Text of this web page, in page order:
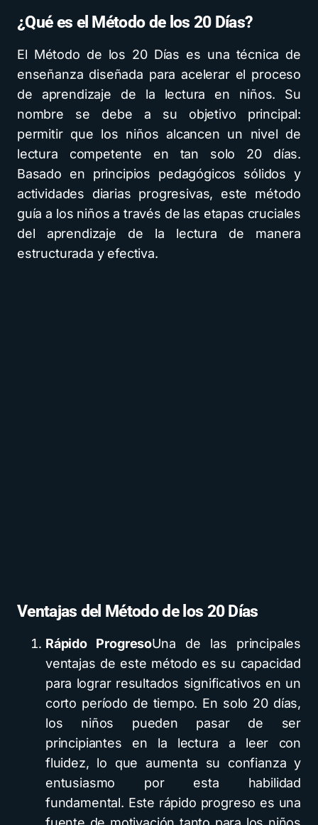
¿Qué es el Método de los 20 Días?
El Método de los 20 Días es una técnica de
enseñanza diseñada para acelerar el proceso
de aprendizaje de la lectura en niños. Su
nombre se debe a su objetivo principal:
permitir que los niños alcancen un nivel de
lectura competente en tan solo 20 días.
Basado en principios pedagógicos sólidos y
actividades diarias progresivas, este método
guía a los niños a través de las etapas cruciales
del aprendizaje de la lectura de manera
estructurada y efectiva.
Ventajas del Método de los 20 Días
Rápido ProgresoUna de las principales
ventajas de este método es su capacidad
para lograr resultados significativos en un
corto período de tiempo. En solo 20 días,
los niños pueden pasar de ser
principiantes en la lectura a leer con
fluidez, lo que aumenta su confianza y
entusiasmo por esta habilidad
fundamental. Este rápido progreso es una